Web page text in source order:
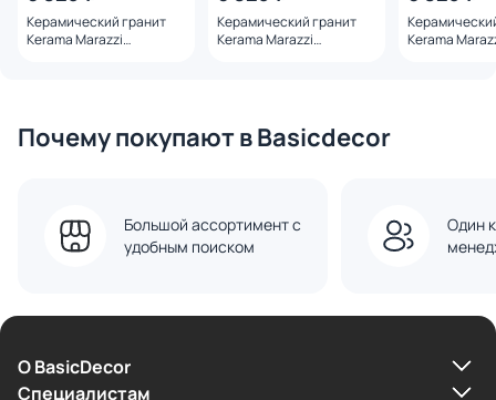
Керамический гранит
Kerama Marazzi
Керамический гранит
Kerama Marazzi
Kerama
Почему покупают в Basicdecor
Большой ассортимент с
удобным поиском
Один
О BasicDecor
Cпециалистам